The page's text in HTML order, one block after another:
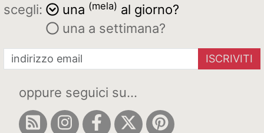
scegli: una (mela) al giorno?
una a settimana?
ISCRIVITI
oppure seguici su...